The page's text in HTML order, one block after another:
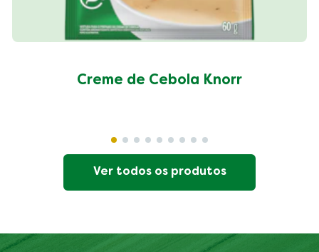
Creme de Cebola Knorr
Ver todos os produtos